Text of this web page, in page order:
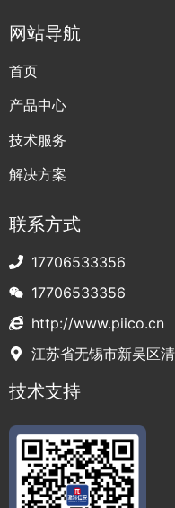
网站导航
首页
产品中心
技术服务
解决方案
联系方式
17706533356
17706533356
http://www.piico.cn
江苏省无锡市新吴区
技术支持